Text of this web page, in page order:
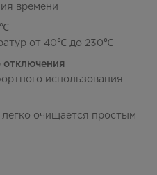
времени
от 40℃ до 230℃
отключения
использования
очищается простым